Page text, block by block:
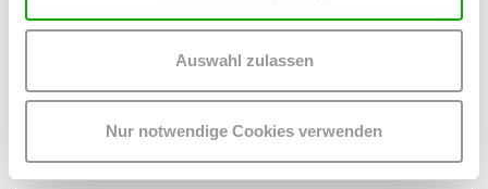
Auswahl zulassen
Nur notwendige Cookies verwenden
ÜBER DIE KEX
Was ist die Kunsthalle Exnergasse? Infos zu Ort und Personen.